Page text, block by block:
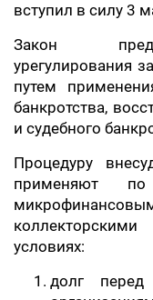
вступил в силу 3
Закон
урегулирования
путем
банкротства,
и судебного
Процедуру
применяют
условиях:
долг перед